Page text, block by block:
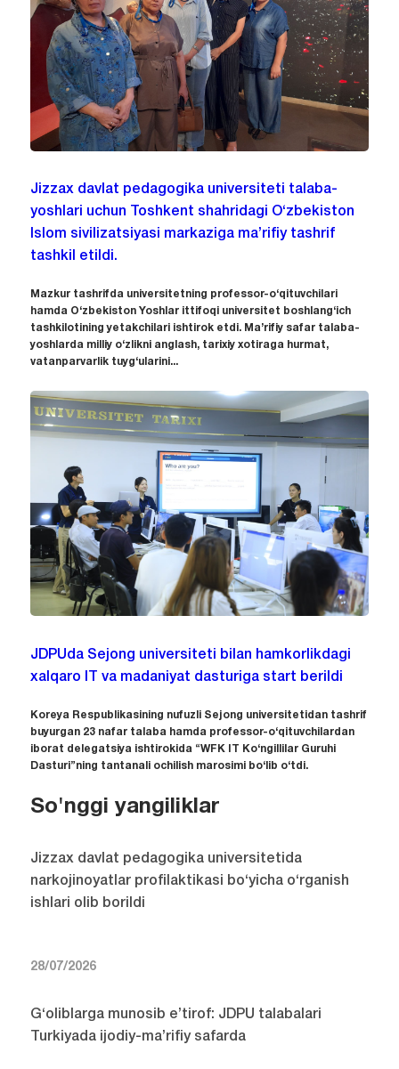
Jizzax davlat pedagogika universiteti talaba-
yoshlari uchun Toshkent shahridagi O‘zbekiston
Islom sivilizatsiyasi markaziga ma’rifiy tashrif
tashkil etildi.
Mazkur tashrifda universitetning professor-o‘qituvchilari
hamda O‘zbekiston Yoshlar ittifoqi universitet boshlang‘ich
tashkilotining yetakchilari ishtirok etdi. Ma’rifiy safar talaba-
yoshlarda milliy o‘zlikni anglash, tarixiy xotiraga hurmat,
vatanparvarlik tuyg‘ularini...
JDPUda Sejong universiteti bilan hamkorlikdagi
xalqaro IT va madaniyat dasturiga start berildi
Koreya Respublikasining nufuzli Sejong universitetidan tashrif
buyurgan 23 nafar talaba hamda professor-o‘qituvchilardan
iborat delegatsiya ishtirokida “WFK IT Ko‘ngillilar Guruhi
Dasturi”ning tantanali ochilish marosimi bo‘lib o‘tdi.
So'nggi yangiliklar
Jizzax davlat pedagogika universitetida
narkojinoyatlar profilaktikasi bo‘yicha o‘rganish
ishlari olib borildi
28/07/2026
G‘oliblarga munosib e’tirof: JDPU talabalari
Turkiyada ijodiy-ma’rifiy safarda